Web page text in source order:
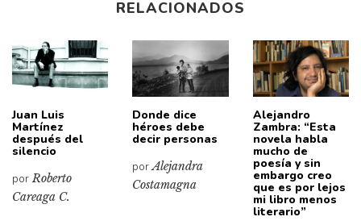
RELACIONADOS
Juan Luis
Martínez
después del
silencio
porRoberto
Careaga C.
Donde dice
héroes debe
decir personas
porAlejandra
Costamagna
Alejandro
Zambra: “Esta
novela habla
mucho de
poesía y sin
embargo creo
que es por lejos
mi libro menos
literario”